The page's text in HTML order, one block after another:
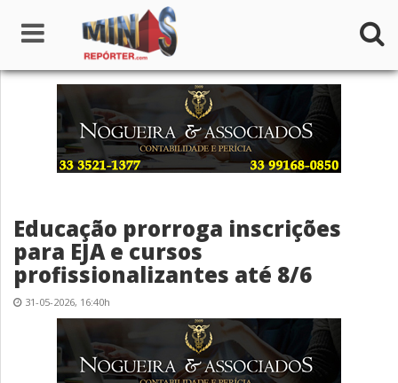
Home
Institucional
Seções
Canais
Colunistas
Educação prorroga inscrições
para EJA e cursos
profissionalizantes até 8/6
31-05-2026, 16:40h